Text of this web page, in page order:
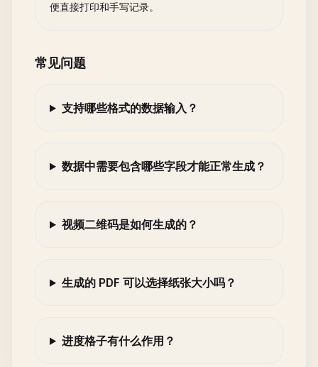
便直接打印和手写记录。
常见问题
支持哪些格式的数据输入？
数据中需要包含哪些字段才能正常生成？
视频二维码是如何生成的？
生成的 PDF 可以选择纸张大小吗？
进度格子有什么作用？